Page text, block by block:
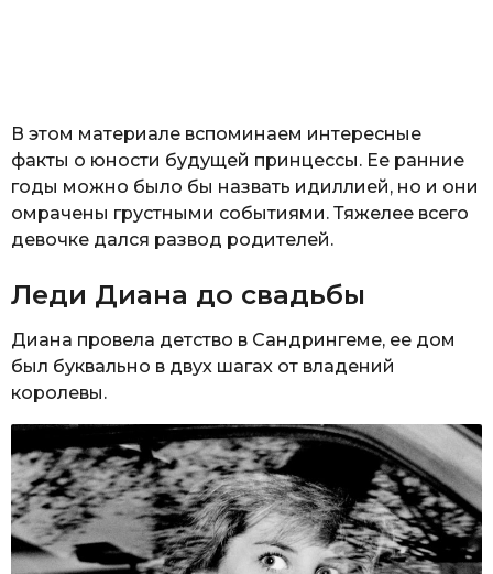
В этом материале вспоминаем интересные
факты о юности будущей принцессы. Ее ранние
годы можно было бы назвать идиллией, но и они
омрачены грустными событиями. Тяжелее всего
девочке дался развод родителей.
Леди Диана до свадьбы
Диана провела детство в Сандрингеме, ее дом
был буквально в двух шагах от владений
королевы.